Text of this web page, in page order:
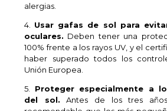
alergias.
4. Usar gafas de sol para
oculares. Deben tener una
100% frente a los rayos UV, y el
haber superado todos los
Unión Europea.
5. Proteger especialmente a
del sol. Antes de los tres